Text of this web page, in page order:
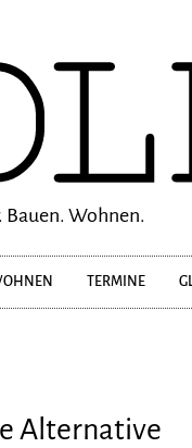
Wohnen.
TERMINE
Alternative